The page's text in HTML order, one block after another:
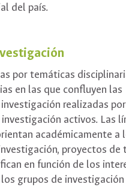
del país.
por temáticas
en las que confluyen las
realizadas
activos. Las
académicamente a
proyectos de
en función de los
grupos de investigación